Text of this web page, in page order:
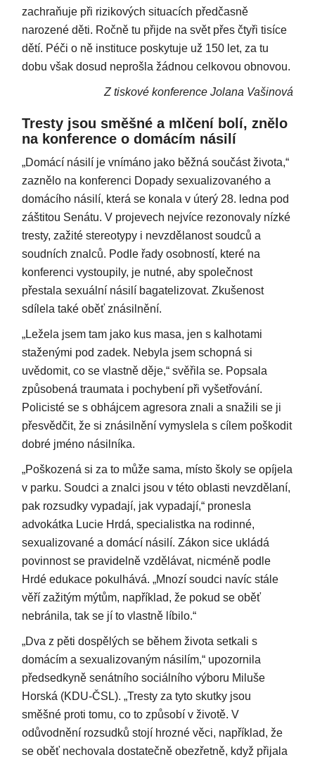
zachraňuje při rizikových situacích předčasně
narozené děti. Ročně tu přijde na svět přes čtyři tisíce
dětí. Péči o ně instituce poskytuje už 150 let, za tu
dobu však dosud neprošla žádnou celkovou obnovou.
Z tiskové konference Jolana Vašinová
Tresty jsou směšné a mlčení bolí, znělo
na konference o domácím násilí
„Domácí násilí je vnímáno jako běžná součást života,“
zaznělo na konferenci Dopady sexualizovaného a
domácího násilí, která se konala v úterý 28. ledna pod
záštitou Senátu. V projevech nejvíce rezonovaly nízké
tresty, zažité stereotypy i nevzdělanost soudců a
soudních znalců. Podle řady osobností, které na
konferenci vystoupily, je nutné, aby společnost
přestala sexuální násilí bagatelizovat. Zkušenost
sdílela také oběť znásilnění.
„Ležela jsem tam jako kus masa, jen s kalhotami
staženými pod zadek. Nebyla jsem schopná si
uvědomit, co se vlastně děje,“ svěřila se. Popsala
způsobená traumata i pochybení při vyšetřování.
Policisté se s obhájcem agresora znali a snažili se ji
přesvědčit, že si znásilnění vymyslela s cílem poškodit
dobré jméno násilníka.
„Poškozená si za to může sama, místo školy se opíjela
v parku. Soudci a znalci jsou v této oblasti nevzdělaní,
pak rozsudky vypadají, jak vypadají,“ pronesla
advokátka Lucie Hrdá, specialistka na rodinné,
sexualizované a domácí násilí. Zákon sice ukládá
povinnost se pravidelně vzdělávat, nicméně podle
Hrdé edukace pokulhává. „Mnozí soudci navíc stále
věří zažitým mýtům, například, že pokud se oběť
nebránila, tak se jí to vlastně líbilo.“
„Dva z pěti dospělých se během života setkali s
domácím a sexualizovaným násilím,“ upozornila
předsedkyně senátního sociálního výboru Miluše
Horská (KDU-ČSL). „Tresty za tyto skutky jsou
směšné proti tomu, co to způsobí v životě. V
odůvodnění rozsudků stojí hrozné věci, například, že
se oběť nechovala dostatečně obezřetně, když přijala